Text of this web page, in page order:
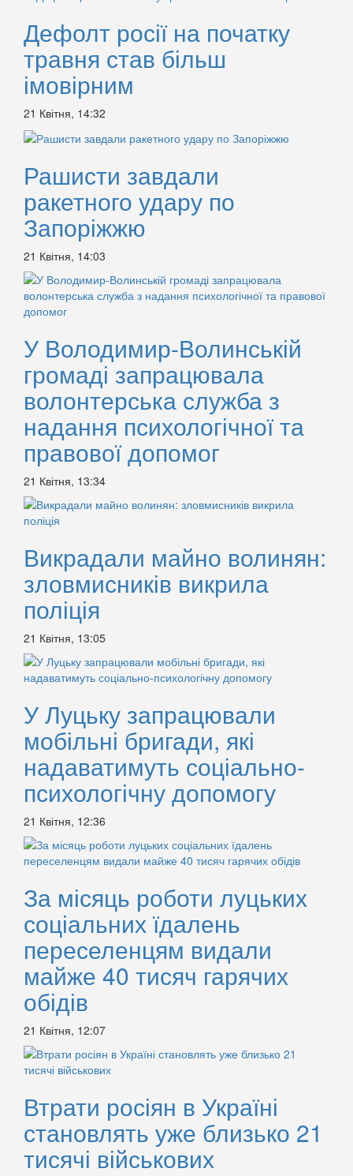
Дефолт росії на початку
травня став більш
імовірним
21 Квітня, 14:32
Рашисти завдали
ракетного удару по
Запоріжжю
21 Квітня, 14:03
У Володимир-Волинській
громаді запрацювала
волонтерська служба з
надання психологічної та
правової допомог
21 Квітня, 13:34
Викрадали майно волинян:
зловмисників викрила
поліція
21 Квітня, 13:05
У Луцьку запрацювали
мобільні бригади, які
надаватимуть соціально-
психологічну допомогу
21 Квітня, 12:36
За місяць роботи луцьких
соціальних їдалень
переселенцям видали
майже 40 тисяч гарячих
обідів
21 Квітня, 12:07
Втрати росіян в Україні
становлять уже близько 21
тисячі військових